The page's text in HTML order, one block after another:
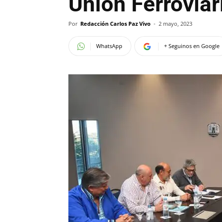
Por Redacción Carlos Paz Vivo - 2 mayo, 2023
WhatsApp + Seguinos en Google